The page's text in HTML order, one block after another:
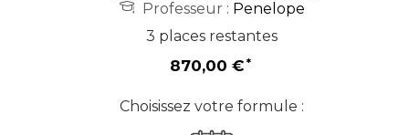
Professeur : Penelope
3 places restantes
870,00 €
Choisissez votre formule :